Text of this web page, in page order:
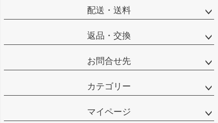
配送・送料
返品・交換
お問合せ先
カテゴリー
マイページ